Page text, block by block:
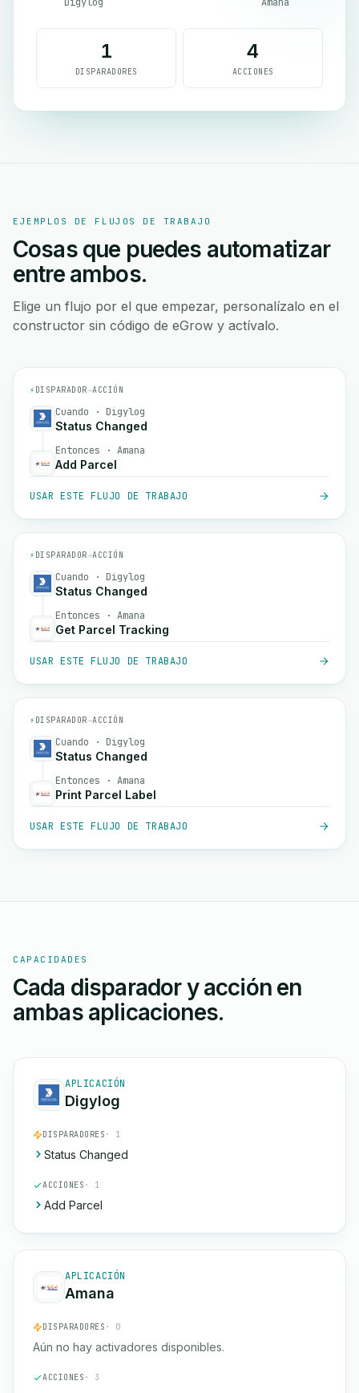
1
DISPARADORES
4
ACCIONES
EJEMPLOS DE FLUJOS DE TRABAJO
Cosas que puedes automatizar
entre ambos.
Elige un flujo por el que empezar, personalízalo en el
constructor sin código de eGrow y actívalo.
⚡ DISPARADOR→ACCIÓN
Cuando · Digylog
Status Changed
Entonces · Amana
Add Parcel
USAR ESTE FLUJO DE TRABAJO
⚡ DISPARADOR→ACCIÓN
Cuando · Digylog
Status Changed
Entonces · Amana
Get Parcel Tracking
USAR ESTE FLUJO DE TRABAJO
⚡ DISPARADOR→ACCIÓN
Cuando · Digylog
Status Changed
Entonces · Amana
Print Parcel Label
USAR ESTE FLUJO DE TRABAJO
CAPACIDADES
Cada disparador y acción en
ambas aplicaciones.
APLICACIÓN
Digylog
DISPARADORES · 1
Status Changed
ACCIONES · 1
Add Parcel
APLICACIÓN
Amana
DISPARADORES · 0
Aún no hay activadores disponibles.
ACCIONES · 3